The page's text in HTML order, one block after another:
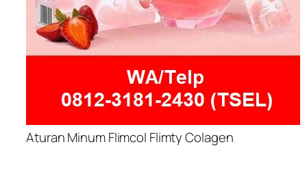
Aturan Minum Flimcol Flimty Colagen